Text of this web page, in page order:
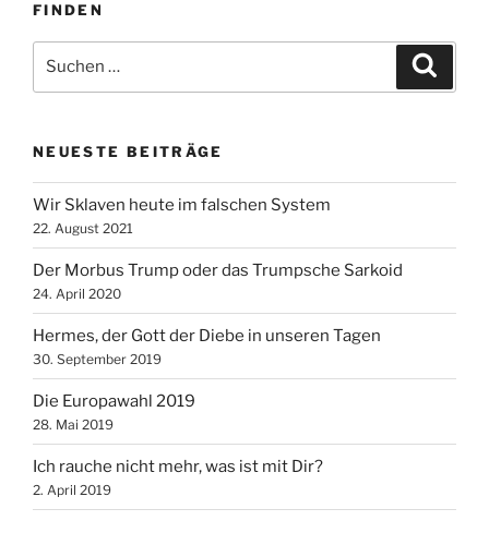
FINDEN
nach:
NEUESTE BEITRÄGE
Wir Sklaven heute im falschen System
22. August 2021
Der Morbus Trump oder das Trumpsche Sarkoid
24. April 2020
Hermes, der Gott der Diebe in unseren Tagen
30. September 2019
Die Europawahl 2019
28. Mai 2019
Ich rauche nicht mehr, was ist mit Dir?
2. April 2019